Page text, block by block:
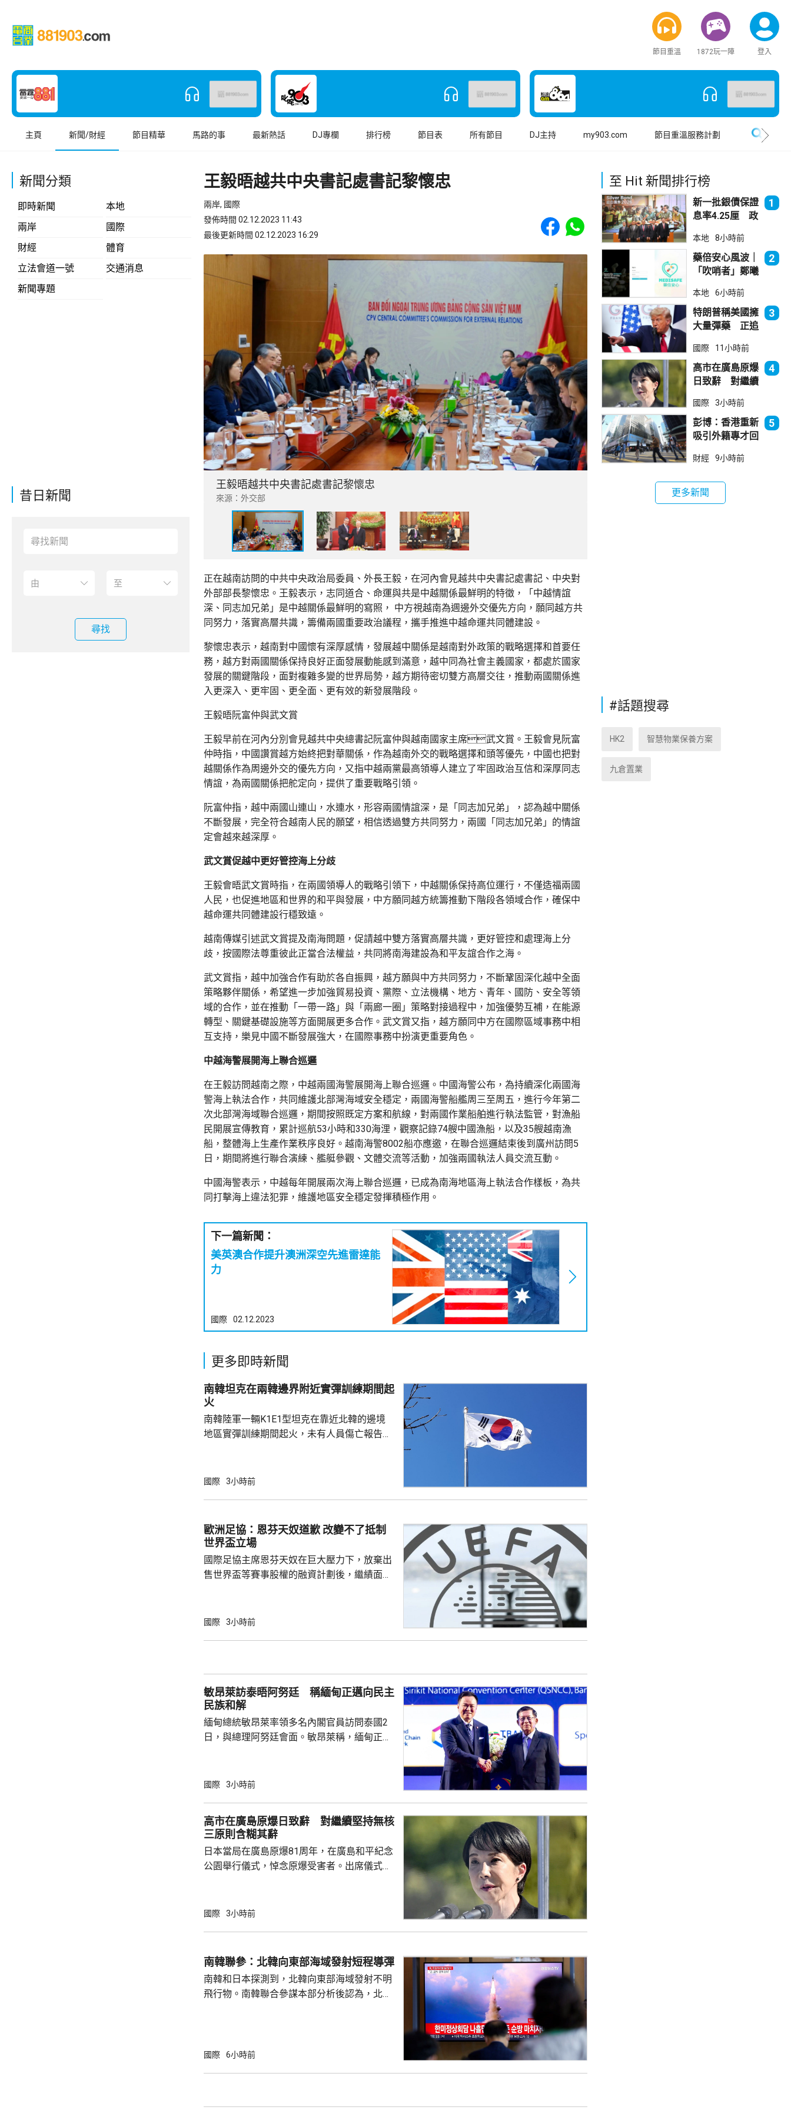
節目重溫 1872玩一陣 登入
主頁 新聞/財經 節目精華 馬路的事 最新熱話 DJ專欄 排行榜 節目表 所有節目 DJ主持 my903.com 節目重溫服務計劃
新聞分類
即時新聞
本地
兩岸
國際
財經
體育
立法會道一號
交通消息
新聞專題
昔日新聞
尋找
王毅晤越共中央書記處書記黎懷忠
兩岸, 國際
發佈時間 02.12.2023 11:43
最後更新時間 02.12.2023 16:29
Share to Facebook
Share to WhatsApp
王毅晤越共中央書記處書記黎懷忠
來源：外交部
正在越南訪問的中共中央政治局委員、外長王毅，在河內會見越共中央書記處書記、中央對
外部部長黎懷忠。王毅表示，志同道合、命運與共是中越關係最鮮明的特徵，「中越情誼
深、同志加兄弟」是中越關係最鮮明的寫照， 中方視越南為週邊外交優先方向，願同越方共
同努力，落實高層共識，籌備兩國重要政治議程，攜手推進中越命運共同體建設。
黎懷忠表示，越南對中國懷有深厚感情，發展越中關係是越南對外政策的戰略選擇和首要任
務，越方對兩國關係保持良好正面發展動能感到滿意，越中同為社會主義國家，都處於國家
發展的關鍵階段，面對複雜多變的世界局勢，越方期待密切雙方高層交往，推動兩國關係進
入更深入、更牢固、更全面、更有效的新發展階段。
王毅晤阮富仲​​與武文賞
王毅早前在河內分別會見越共中央總書記阮富仲與越南國家主席武文賞。王毅會見阮富
仲時指，中國讚賞越方始終把對華關係，作為越南外交的戰略選擇和頭等優先，中國也把對
越關係作為周邊外交的優先方向，又指中越兩黨最高領導人建立了牢固政治互信和深厚同志
情誼，為兩國關係把舵定向，提供了重要戰略引領。
阮富仲指，越中兩國山連山，水連水，形容兩國情誼深，是「同志加兄弟」，認為越中關係
不斷發展，完全符合越南人民的願望，相信透過雙方共同努力，兩國「同志加兄弟」的情誼
定會越來越深厚。
武文賞促越中更好管控海上分歧
王毅會晤武文賞時指，在兩國領導人的戰略引領下，中越關係保持高位運行，不僅造福兩國
人民，也促進地區和世界的和平與發展，中方願同越方統籌推動下階段各領域合作，確保中
越命運共同體建設行穩致遠。
越南傳媒引述武文賞提及南海問題，促請越中雙方落實高層共識，更好管控和處理海上分
歧，按國際法尊重彼此正當合法權益，共同將南海建設為和平友誼合作之海。
武文賞指，越中加強合作有助於各自振興，越方願與中方共同努力，不斷鞏固深化越中全面
策略夥伴關係，希望進一步加強貿易投資、黨際、立法機構、地方、青年、國防、安全等領
域的合作，並在推動「一帶一路」與「兩廊一圈」策略對接過程中，加強優勢互補，在能源
轉型、關鍵基礎設施等方面開展更多合作。武文賞又指，越方願同中方在國際區域事務中相
互支持，樂見中國不斷發展強大，在國際事務中扮演更重要角色。
中越海警展開海上聯合巡邏
在王毅訪問越南之際，中越兩國海警展開海上聯合巡邏。中國海警公布，為持續深化兩國海
警海上執法合作，共同維護北部灣海域安全穩定，兩國海警船艦周三至周五，進行今年第二
次北部灣海域聯合巡邏，期間按照既定方案和航線，對兩國作業船舶進行執法監管，對漁船
民開展宣傳教育，累計巡航53小時和330海浬，觀察記錄74艘中國漁船，以及35艘越南漁
船，整體海上生產作業秩序良好。越南海警8002船亦應邀，在聯合巡邏結束後到廣州訪問5
日，期間將進行聯合演練、艦艇參觀、文體交流等活動，加強兩國執法人員交流互動。
中國海警表示，中越每年開展兩次海上聯合巡邏，已成為南海地區海上執法合作樣板，為共
同打擊海上違法犯罪，維護地區安全穩定發揮積極作用。
下一篇新聞：
美英澳合作提升澳洲深空先進雷達能
力
國際 02.12.2023
更多即時新聞
南韓坦克在兩韓邊界附近實彈訓練期間起
火
南韓陸軍一輛K1E1型坦克在靠近北韓的邊境
地區實彈訓練期間起火，未有人員傷亡報告。
甲旅，上午完成射擊訓練、前往集結地點途中
人員，要求停車並安全疏散，南韓軍方和消防
部門正調查起火原因。
國際 3小時前
歐洲足協：恩芬天奴道歉 改變不了抵制
世界盃立場
國際足協主席恩芬天奴在巨大壓力下，放棄出
售世界盃等賽事股權的融資計劃後，繼績面臨
歉；國際足協會後發聲明，重申全力支持恩芬
恩芬天奴作出道歉，改變不了他們抵制世界盃
等國際足協相關賽事的立場，他們對恩芬...
國際 3小時前
敏昂萊訪泰晤阿努廷 稱緬甸正邁向民主
民族和解
緬甸總統敏昂萊率領多名內閣官員訪問泰國2
日，與總理阿努廷會面。敏昂萊稱，緬甸正重
關係，並尋求與東盟建立更良好關係。阿努廷
蓋緬甸籍勞工問題、流經兩國河流的水質管
理，以及太空觀測技術等。 今次是敏昂萊繼訪
問中國、印度和老撾後，近月出訪的第四個...
國際 3小時前
高市在廣島原爆日致辭 對繼續堅持無核
三原則含糊其辭
日本當局在廣島原爆81周年，在廣島和平紀念
公園舉行儀式，悼念原爆受害者。出席儀式的
為實現無核武世界而繼續不懈努力的使命。 不
持無核三原則，但並未明確表示日本將繼續堅
持有關原則。 高市在儀式結束後的記者會亦拒
絕就修訂「安保三文件」時是否堅持...
國際 3小時前
南韓聯參：北韓向東部海域發射短程導彈
南韓和日本探測到，北韓向東部海域發射不明
飛行物。南韓聯合參謀本部分析後認為，北韓
年以來的第10次。美國與南韓今個月將舉行戰
國際 6小時前
至 Hit 新聞排行榜
新一批銀債保證
息率4.25厘 政
吸引力
1
本地 8小時前
藥倍安心風波｜
「吹哨者」鄭曦
進行刑事調查
2
本地 6小時前
特朗普稱美國擁
大量彈藥 正追
者」
3
國際 11小時前
高市在廣島原爆
日致辭 對繼續
含糊其辭
4
國際 3小時前
彭博：香港重新
吸引外籍專才回
5
財經 9小時前
更多新聞
#話題搜尋
HK2 智慧物業保養方案
九倉置業